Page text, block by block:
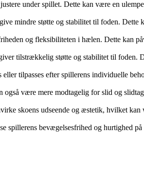
under spillet. Dette kan være en
mindre støtte og stabilitet til foden.
og fleksibiliteten i hælen. Dette kan
tilstrækkelig støtte og stabilitet til
tilpasses efter spillerens individuelle
være mere modtagelig for slid og
skoens udseende og æstetik, hvilket
bevægelsesfrihed og hurtighed